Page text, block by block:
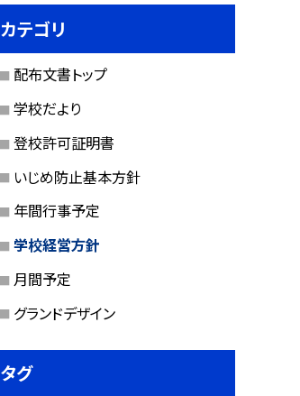
カテゴリ
配布文書トップ
学校だより
登校許可証明書
いじめ防止基本方針
年間行事予定
学校経営方針
月間予定
グランドデザイン
タグ